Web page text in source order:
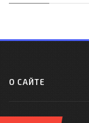
О САЙТЕ